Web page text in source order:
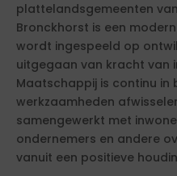
plattelandsgemeenten
Bronckhorst is een
wordt ingespeeld op
uitgegaan van kracht van
Maatschappij is continu in
werkzaamheden
samengewerkt met
ondernemers en andere
vanuit een positieve